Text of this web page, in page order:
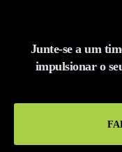
Junte-se a um
impulsionar o